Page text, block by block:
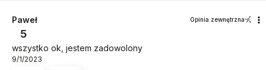
Paweł Opinia zewnętrzna
5
wszystko ok, jestem zadowolony
9/1/2023